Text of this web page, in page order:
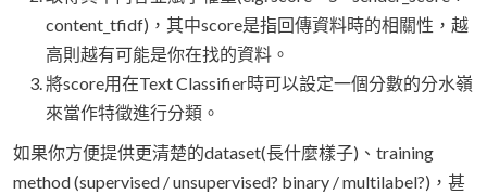
content_tfidf)，其中score是指回傳資料時的相關性，越
高則越有可能是你在找的資料。
將score用在Text Classifier時可以設定一個分數的分水嶺
來當作特徵進行分類。
如果你方便提供更清楚的dataset(長什麼樣子)、training
method (supervised / unsupervised? binary / multilabel?)，甚